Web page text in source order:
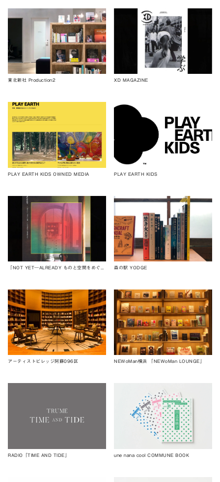
東北新社 Production2 XD MAGAZINE
PLAY EARTH KIDS OWNED MEDIA PLAY EARTH KIDS
森の駅 YODGE
アーティストビレッジ阿蘇096区 NEWoMan横浜 「NEWoMan LOUNGE」
RADIO「TIME AND TIDE」 une nana cool COMMUNE BOOK